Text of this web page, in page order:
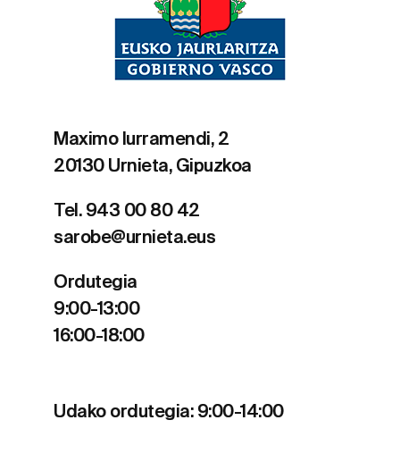
Maximo Iurramendi, 2
20130 Urnieta, Gipuzkoa
Tel. 943 00 80 42
sarobe@urnieta.eus
Ordutegia
9:00-13:00
16:00-18:00
Udako ordutegia: 9:00-14:00